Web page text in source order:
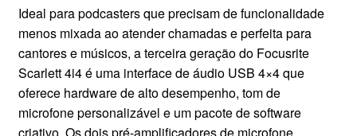
EVENTOS
PARTES E PEÇAS
CONTATO
Ideal para podcasters que precisam de funcionalidade
menos mixada ao atender chamadas e perfeita para
cantores e músicos, a terceira geração do Focusrite
Scarlett 4i4 é uma interface de áudio USB 4×4 que
oferece hardware de alto desempenho, tom de
microfone personalizável e um pacote de software
criativo. Os dois pré-amplificadores de microfone